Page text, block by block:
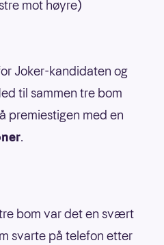
mot høyre)
Joker-kandidaten og
til sammen tre bom
premiestigen med en
.
bom var det en svært
svarte på telefon etter